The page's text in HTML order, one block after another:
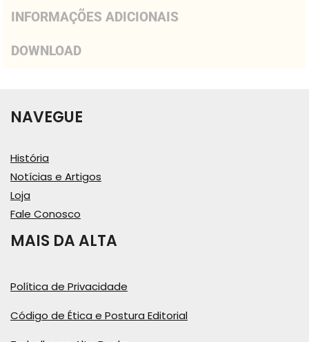
INFORMAÇÕES ADICIONAIS
DOWNLOAD
NAVEGUE
História
Notícias e Artigos
Loja
Fale Conosco
MAIS DA ALTA
Política de Privacidade
Código de Ética e Postura Editorial